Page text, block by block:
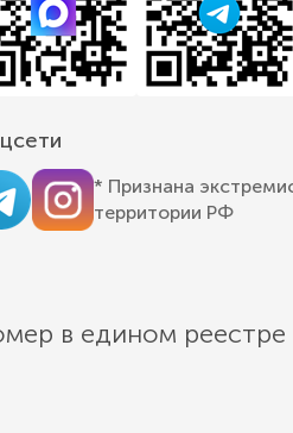
* Признана
территории РФ
в едином реестре